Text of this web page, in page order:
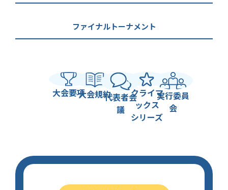
ファイナルトーナメント
大会要項大会規約代表者会
議
クライマ
ックス
シリーズ
実行委員
会